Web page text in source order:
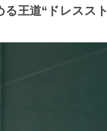
王道“ドレススト